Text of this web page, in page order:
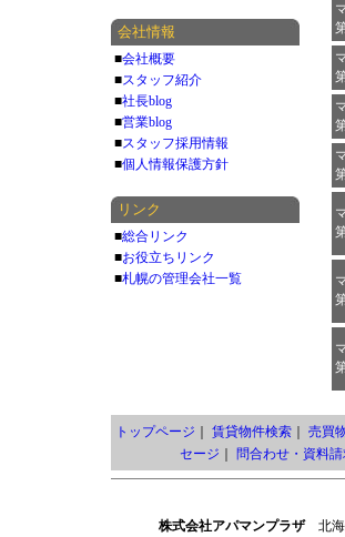
会社情報
■会社概要
■スタッフ紹介
■社長blog
■営業blog
■スタッフ採用情報
■個人情報保護方針
リンク
■総合リンク
■お役立ちリンク
■札幌の管理会社一覧
トップページ 賃貸物件検索｜ 売買
セージ
問合わせ・資料請
株式会社アパマンプラザ北海